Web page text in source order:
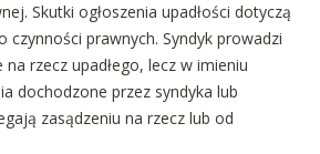
Skutki ogłoszenia upadłości dotyczą
czynności prawnych. Syndyk prowadzi
rzecz upadłego, lecz w imieniu
dochodzone przez syndyka lub
zasądzeniu na rzecz lub od